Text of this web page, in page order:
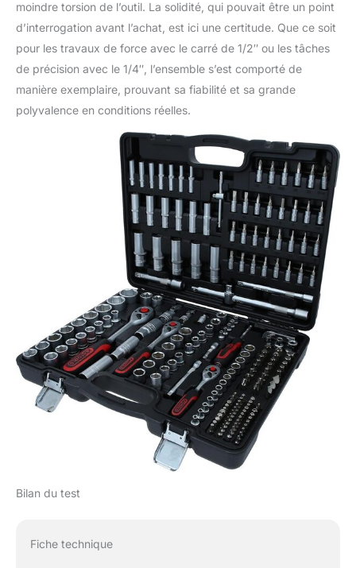
moindre torsion de l’outil. La solidité, qui pouvait être un point
d’interrogation avant l’achat, est ici une certitude. Que ce soit
pour les travaux de force avec le carré de 1/2″ ou les tâches
de précision avec le 1/4″, l’ensemble s’est comporté de
manière exemplaire, prouvant sa fiabilité et sa grande
polyvalence en conditions réelles.
Bilan du test
Fiche technique